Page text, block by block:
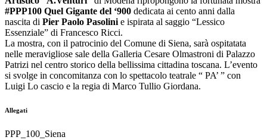
#PPP100 Quel Gigante del ‘900 dedicata ai cento anni dalla
nascita di Pier Paolo Pasolini e ispirata al saggio “Lessico
Essenziale” di Francesco Ricci.
La mostra, con il patrocinio del Comune di Siena, sarà ospitatata
nelle meravigliose sale della Galleria Cesare Olmastroni di Palazzo
Patrizi nel centro storico della bellissima cittadina toscana. L’evento
si svolge in concomitanza con lo spettacolo teatrale “ PA’ ” con
Luigi Lo cascio e la regia di Marco Tullio Giordana.
Allegati
PPP_100_Siena